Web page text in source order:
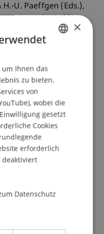
U. Paeffgen (Eds.),
(StGB)
LL.M.
×
um Ihnen das
zu bieten.
von
wobei die
gesetzt
Cookies
erforderlich
deaktiviert
Datenschutz